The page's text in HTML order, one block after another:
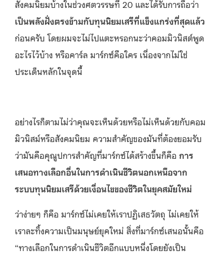
สังคมนิยมบ้างในช่วงศตวรรษที่ 20 และได้รับการถือว่า
เป็นพลังฝั่งตรงข้ามกับทุนนิยมเสรีที่แข็งแกร่งที่สุดแล้ว
ก่อนครับ โดยผมจะไม่ไปแตะหรอกนะว่าคอมมิวนิสต์พูด
อะไรไว้บ้าง หรือคาร์ล มาร์กซ์คือใคร เนื่องจากไม่ใช่
ประเด็นหลักในจุดนี้
อย่างไรก็ตามไม่ว่าคุณจะเห็นด้วยหรือไม่เห็นด้วยกับคอม
มิวนิสม์หรือสังคมนิยม ความสำคัญของมันที่ต้องยอมรับ
ว่ามันคือคุณูปการสำคัญที่มาร์กซ์ได้สร้างขึ้นก็คือ การ
เสนอทางเลือกอื่นในการดำเนินชีวิตนอกเหนือจาก
ระบบทุนนิยมเสรีด้วยเงื่อนไขของชีวิตในยุคสมัยใหม่
ว่าง่ายๆ ก็คือ มาร์กซ์ไม่เคยให้เราปฏิเสธวัตถุ ไม่เคยให้
เราละทิ้งความเป็นมนุษย์ยุคใหม่ สิ่งที่มาร์กซ์เสนอนั้นคือ
“ทางเลือกในการดำเนินชีวิตอีกแบบหนึ่งโดยยังเป็น